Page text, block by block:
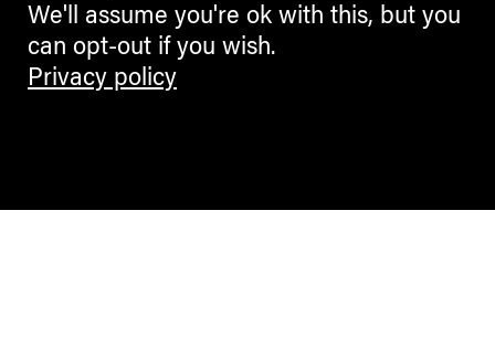
We'll assume you're ok with this, but you
can opt-out if you wish.
Privacy policy